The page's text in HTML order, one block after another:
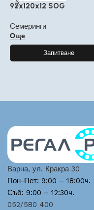
92x120x12 SOG
Семеринги
Още
Запитване
Варна, ул. Кракра 30
Пон-Пет: 9:00 – 18:00ч.
Съб: 9:00 – 12:30ч.
052/580 400